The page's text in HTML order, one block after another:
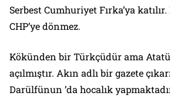
Serbest Cumhuriyet Fırka’ya
CHP’ye dönmez.
Kökünden bir Türkçüdür ama
açılmıştır. Akın adlı bir gazete
Darülfünun ’da hocalık